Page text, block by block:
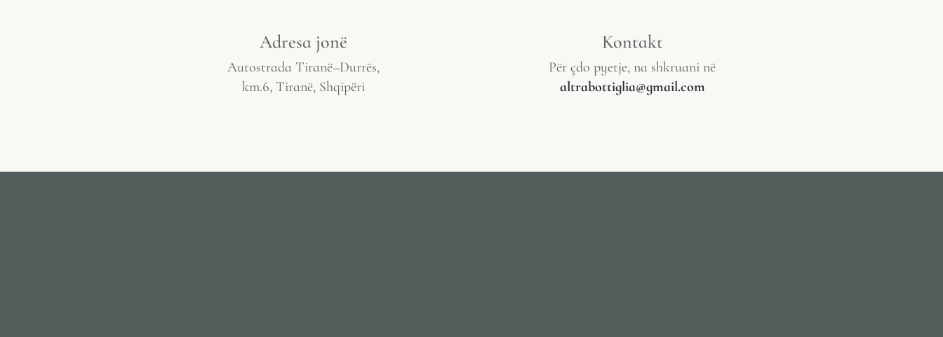
Adresa jonë
Autostrada Tiranë–Durrës,
km.6, Tiranë, Shqipëri
Kontakt
Për çdo pyetje, na shkruani në
altrabottiglia@gmail.com